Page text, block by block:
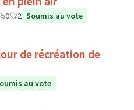
0 2 Soumis au vote
de récréation de
au vote